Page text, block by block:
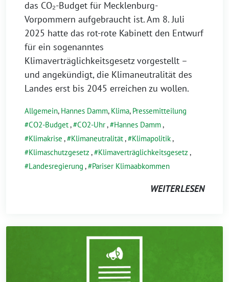
das CO₂-Budget für Mecklenburg-
Vorpommern aufgebraucht ist. Am 8. Juli
2025 hatte das rot-rote Kabinett den Entwurf
für ein sogenanntes
Klimaverträglichkeitsgesetz vorgestellt –
und angekündigt, die Klimaneutralität des
Landes erst bis 2045 erreichen zu wollen.
Allgemein, Hannes Damm, Klima, Pressemitteilung
CO2-Budget, CO2-Uhr, Hannes Damm,
Klimakrise , Klimaneutralität, Klimapolitik,
Klimaschutzgesetz , Klimaverträglichkeitsgesetz ,
Landesregierung , Pariser Klimaabkommen
WEITERLESEN